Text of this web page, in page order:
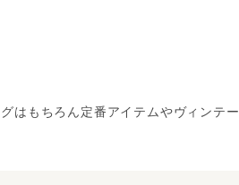
はもちろん定番アイテムやヴィンテー